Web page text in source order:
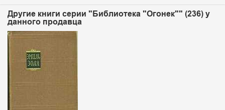
Другие книги серии "Библиотека "Огонек"" (236) у
данного продавца